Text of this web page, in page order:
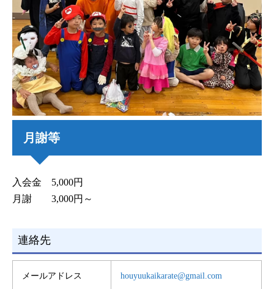
月謝等
入会金 5,000円
月謝 3,000円～
連絡先
メールアドレス houyuukaikarate@gmail.com